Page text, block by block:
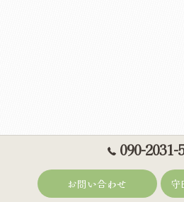
090-2031-
お問い合わせ 守